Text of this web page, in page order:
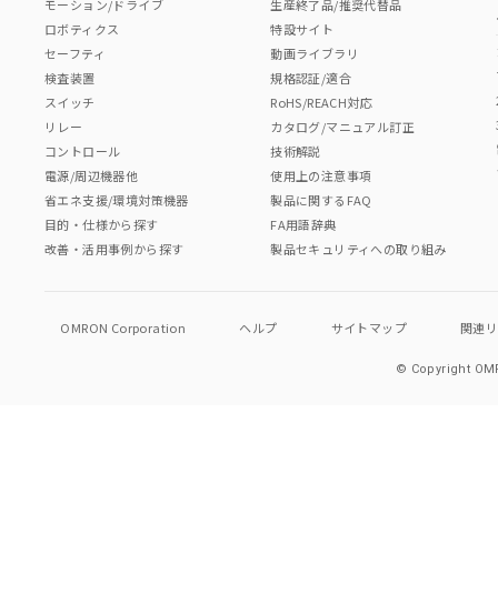
モーション/ドライブ
ロボティクス
セーフティ
検査装置
スイッチ
リレー
コントロール
電源/周辺機器他
省エネ支援/環境対策機器
目的・仕様から探す
改善・活用事例から探す
生産終了品/推奨代替品
特設サイト
動画ライブラリ
規格認証/適合
RoHS/REACH対応
カタログ/マニュアル訂正
技術解説
使用上の注意事項
製品に関するFAQ
FA用語辞典
製品セキュリティへの取り組み
OMRON Corporation ヘルプ サイトマップ 関連
© Copyright